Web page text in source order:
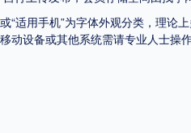
“适用手机”为字体外观分类，理论
动设备或其他系统需请专业人士